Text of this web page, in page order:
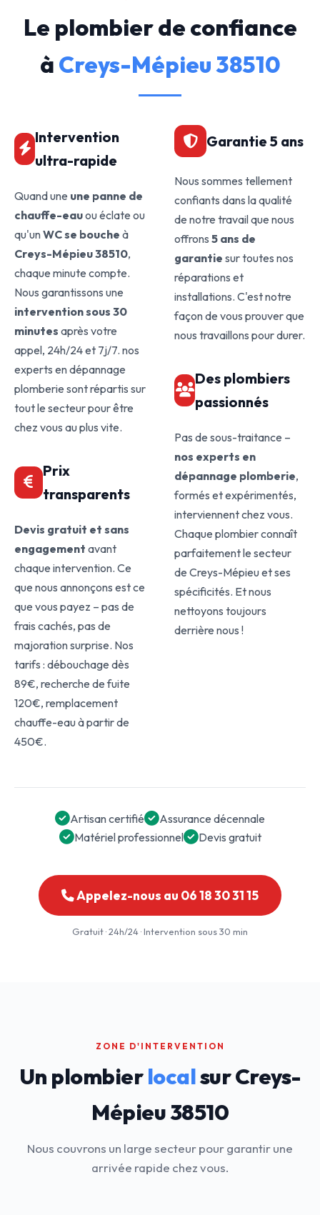
Le plombier de confiance
à Creys-Mépieu 38510
Intervention
ultra-rapide
Quand une une panne de
chauffe-eauou éclate ou
qu'unWC se bouche à
Creys-Mépieu 38510,
chaque minute compte.
Nous garantissons une
intervention sous 30
minutes après votre
appel, 24h/24 et 7j/7. nos
experts en dépannage
plomberie sont répartis sur
tout le secteur pour être
chez vous au plus vite.
Prix
transparents
Devis gratuit et sans
engagement avant
chaque intervention. Ce
que nous annonçons est ce
que vous payez – pas de
frais cachés, pas de
majoration surprise. Nos
tarifs : débouchage dès
89€, recherche de fuite
120€, remplacement
chauffe-eau à partir de
450€.
Garantie 5 ans
Nous sommes tellement
confiants dans la qualité
de notre travail que nous
offrons 5 ans de
garantie sur toutes nos
réparations et
installations. C'est notre
façon de vous prouver que
nous travaillons pour durer.
Des plombiers
passionnés
Pas de sous-traitance –
nos experts en
dépannage plomberie,
formés et expérimentés,
interviennent chez vous.
Chaque plombier connaît
parfaitement le secteur
de Creys-Mépieu et ses
spécificités. Et nous
nettoyons toujours
derrière nous !
Artisan certifié
Assurance décennale
Matériel professionnel
Devis gratuit
Appelez-nous au 06 18 30 31 15
Gratuit · 24h/24 · Intervention sous 30 min
ZONE D'INTERVENTION
Un plombierlocalsur Creys-
Mépieu 38510
Nous couvrons un large secteur pour garantir une
arrivée rapide chez vous.